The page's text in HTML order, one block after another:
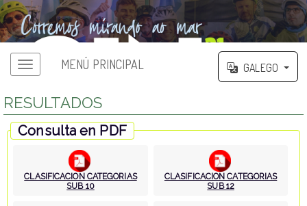
MENÚ PRINCIPAL GALEGO
RESULTADOS
Consulta en PDF
CLASIFICACION CATEGORIAS
SUB 10
CLASIFICACION CATEGORIAS
SUB 12